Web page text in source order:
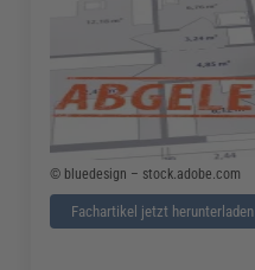
© bluedesign – stock.adobe.com
Fachartikel jetzt herunterladen